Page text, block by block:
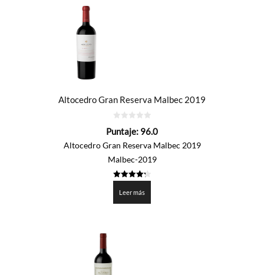
Altocedro Gran Reserva Malbec 2019
de
Puntaje: 96.0
Altocedro Gran Reserva Malbec 2019
Malbec-2019
de 5
Leer más